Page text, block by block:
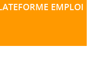
EMPLOI